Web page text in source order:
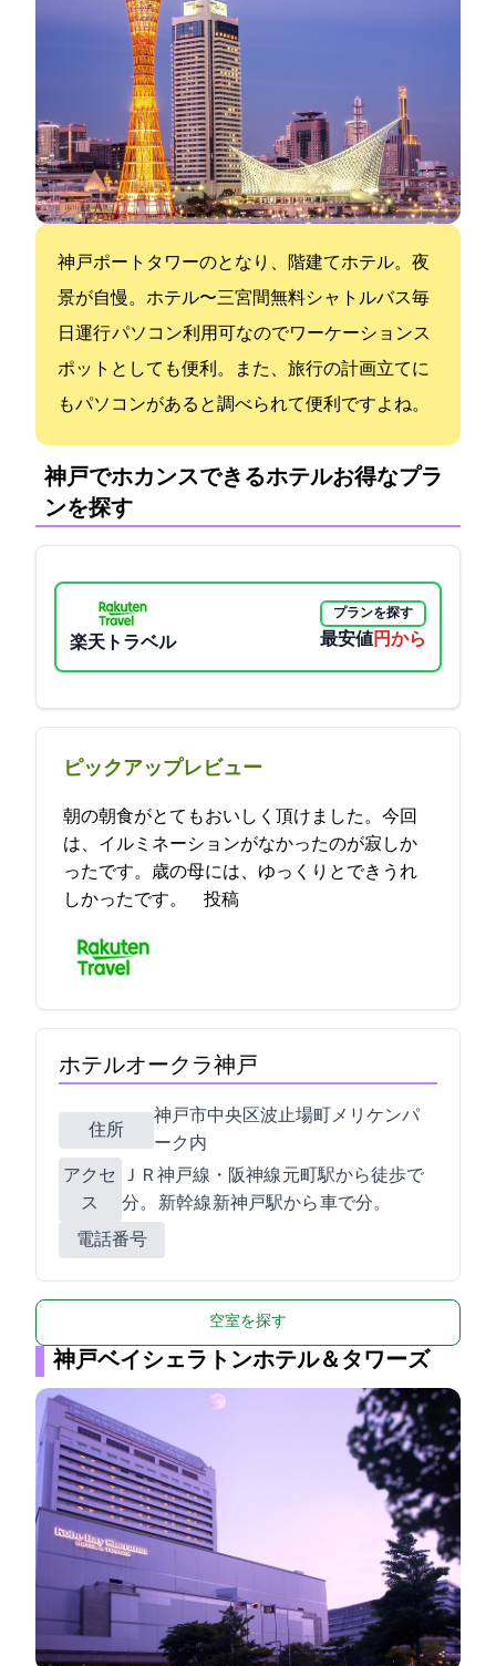
神戸ポートタワーのとなり、35階建てホテル。夜
景が自慢。ホテル〜三宮間無料シャトルバス毎
日運行 パソコン利用可なのでワーケーションス
ポットとしても便利。また、旅行の計画立てに
もパソコンがあると調べられて便利ですよね。
神戸でホカンスできるホテル:お得なプラ
ンを探す
楽天トラベル
プランを探す
最安値4960円から
ピックアップレビュー
朝の朝食がとてもおいしく頂けました。今回
は、イルミネーションがなかったのが寂しか
ったです。85歳の母には、ゆっくりとできうれ
しかったです。 2021-12-13 19:48:10投稿
ホテルオークラ神戸
住所
神戸市中央区波止場町2-1 メリケンパ
ーク内
アクセ
ス
ＪＲ神戸線・阪神線 元町駅から徒歩で10
分。 新幹線 新神戸駅から 車で15分。
電話番号
空室を探す
神戸ベイシェラトンホテル＆タワーズ